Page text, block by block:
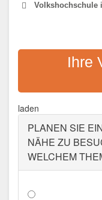
Volkshochschule
Ihre
laden
PLANEN SIE
NÄHE ZU
WELCHEM